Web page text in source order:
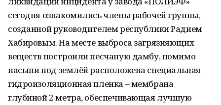
сегодня ознакомились члены рабочей группы,
созданной руководителем республики Радием
Хабировым. На месте выброса загрязняющих
веществ построили песчаную дамбу, помимо
насыпи под землёй расположена специальная
гидроизоляционная пленка – мембрана
глубиной 2 метра, обеспечивающая лучшую